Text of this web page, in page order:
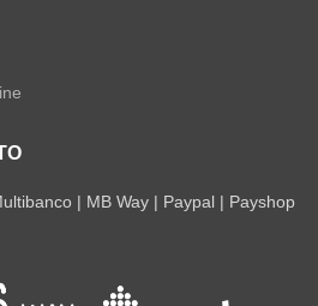
| MB Way | Paypal | Payshop